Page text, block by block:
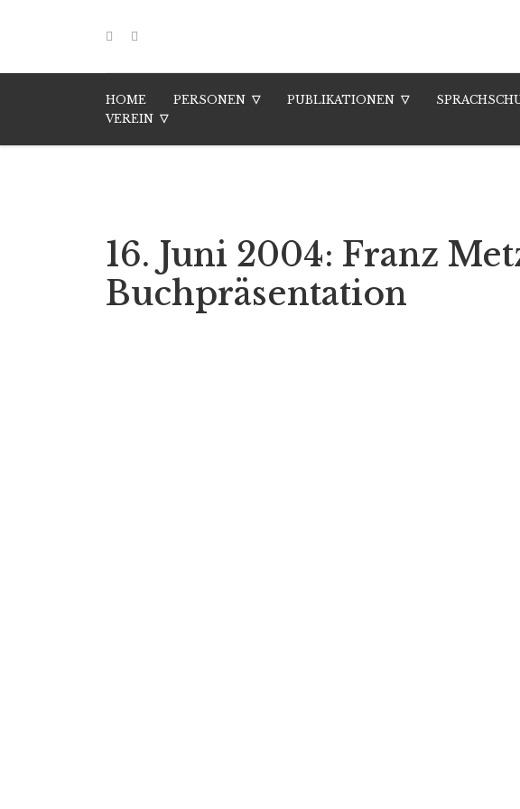
HOME PERSONEN PUBLIKATIONEN
VEREIN
16. Juni 2004: Franz
Buchpräsentation